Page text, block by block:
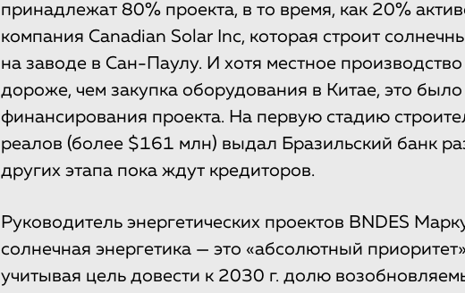
принадлежат 80% проекта, в то время, как 20%
компания Canadian Solar Inc, которая строит
на заводе в Сан-Паулу. И хотя местное
дороже, чем закупка оборудования в Китае, это
финансирования проекта. На первую стадию
реалов (более $161 млн) выдал Бразильский банк
других этапа пока ждут кредиторов.
Руководитель энергетических проектов BNDES
солнечная энергетика — это «абсолютный
учитывая цель довести к 2030 г. долю